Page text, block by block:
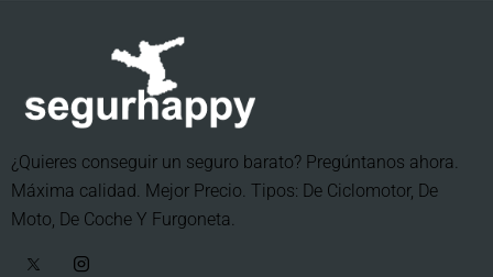
¿Quieres conseguir un seguro barato? Pregúntanos ahora.
Máxima calidad. Mejor Precio. Tipos: De Ciclomotor, De
Moto, De Coche Y Furgoneta.